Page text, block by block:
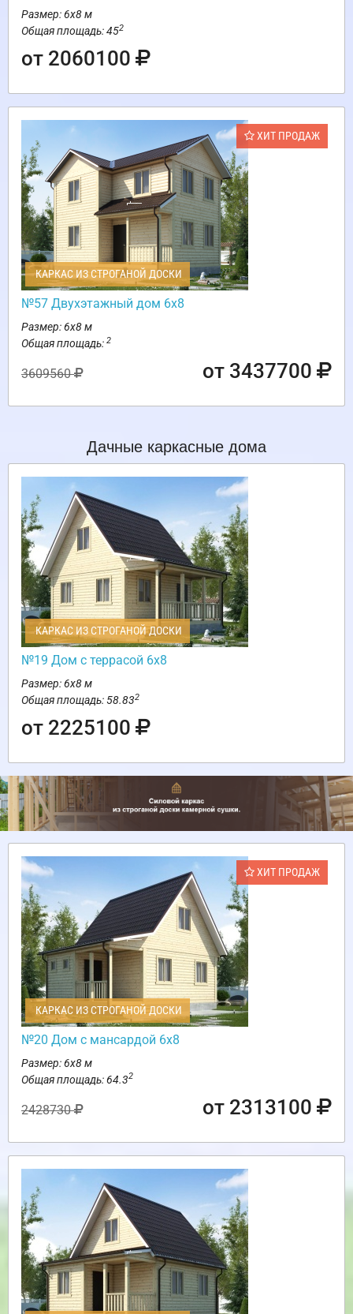
Размер: 6х8 м
Общая площадь: 452
от 2060100
ХИТ ПРОДАЖ
КАРКАС ИЗ СТРОГАНОЙ ДОСКИ
№57 Двухэтажный дом 6х8
Размер: 6х8 м
Общая площадь: 2
3609560 от 3437700
Дачные каркасные дома
КАРКАС ИЗ СТРОГАНОЙ ДОСКИ
№19 Дом с террасой 6х8
Размер: 6х8 м
Общая площадь: 58.832
от 2225100
ХИТ ПРОДАЖ
КАРКАС ИЗ СТРОГАНОЙ ДОСКИ
№20 Дом с мансардой 6х8
Размер: 6х8 м
Общая площадь: 64.32
2428730 от 2313100